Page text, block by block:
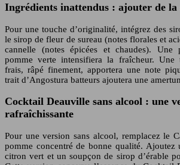
Ingrédients inattendus : ajouter de la
Pour une touche d’originalité, intégrez des
le sirop de fleur de sureau (notes florales et
cannelle (notes épicées et chaudes).
pomme verte intensifiera la fraîcheur. Une
frais, râpé finement, apportera une note
trait d’Angostura batteurs ajoutera une
Cocktail Deauville sans alcool : une
rafraîchissante
Pour une version sans alcool, remplacez le
pomme concentré de bonne qualité.
citron vert et un soupçon de sirop d’érable